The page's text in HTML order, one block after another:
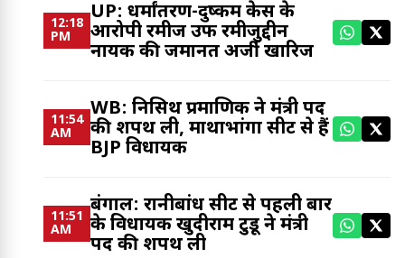
12:18
PM
UP: धर्मांतरण-दुष्कर्म केस के
आरोपी रमीज उर्फ रमीजुद्दीन
नायक की जमानत अर्जी खारिज
11:54
AM
WB: निसिथ प्रमाणिक ने मंत्री पद
की शपथ ली, माथाभांगा सीट से हैं
BJP विधायक
11:51
AM
बंगाल: रानीबांध सीट से पहली बार
के विधायक खुदीराम टुडू ने मंत्री
पद की शपथ ली